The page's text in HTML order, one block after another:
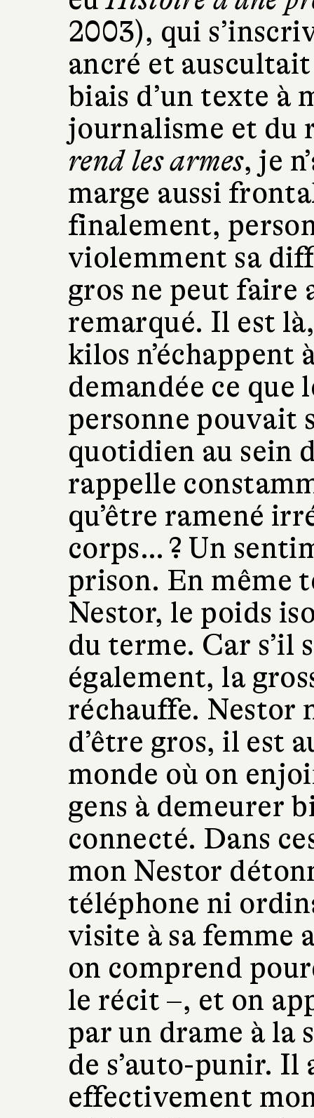
2003), qui
ancré et
biais d’un texte à
journalisme et du
rend les armes, je
marge aussi
finalement,
violemment sa
gros ne peut faire
remarqué. Il est
kilos n’échappent
demandée ce que
personne pouvait
quotidien au sein
rappelle
qu’être ramené
corps… ? Un
prison. En même
Nestor, le poids
du terme. Car s’il
également, la
réchauffe. Nestor
d’être gros, il est
monde où on
gens à demeurer
connecté. Dans
mon Nestor
téléphone ni
visite à sa femme
on comprend
le récit –, et on
par un drame à la
de s’auto-punir. Il
effectivement